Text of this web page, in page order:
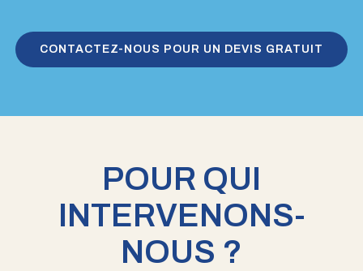
CONTACTEZ-NOUS POUR UN DEVIS GRATUIT
POUR QUI
INTERVENONS-
NOUS ?